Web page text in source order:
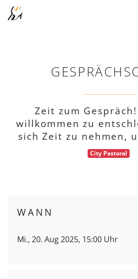
Zeit zum
willkommen zu
sich Zeit zu nehmen,
City Pastoral
WANN
Mi., 20. Aug 2025, 15:00 Uhr